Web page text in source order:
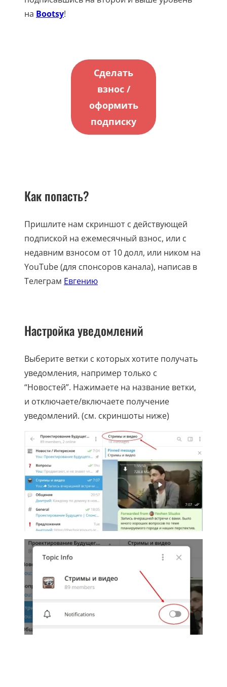
на Bootsy!
Сделать
взнос /
оформить
подписку
Как попасть?
Пришлите нам скриншот с действующей
подпиской на ежемесячный взнос, или с
недавним взносом от 10 долл, или ником на
YouTube (для спонсоров канала), написав в
Телеграм Евгению
Настройка уведомлений
Выберите ветки с которых хотите получать
уведомления, например только с
“Новостей”. Нажимаете на название ветки,
и отключаете/включаете получение
уведомлений. (см. скриншоты ниже)